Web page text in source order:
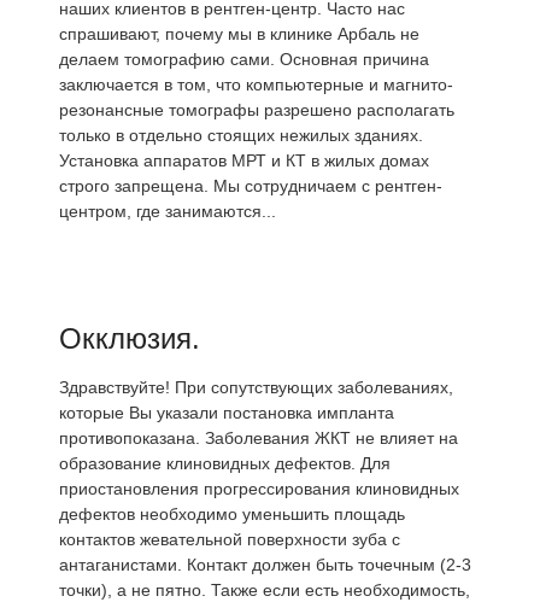
наших клиентов в рентген-центр. Часто нас
спрашивают, почему мы в клинике Арбаль не
делаем томографию сами. Основная причина
заключается в том, что компьютерные и магнито-
резонансные томографы разрешено располагать
только в отдельно стоящих нежилых зданиях.
Установка аппаратов МРТ и КТ в жилых домах
строго запрещена. Мы сотрудничаем с рентген-
центром, где занимаются...
Окклюзия.
Здравствуйте! При сопутствующих заболеваниях,
которые Вы указали постановка импланта
противопоказана. Заболевания ЖКТ не влияет на
образование клиновидных дефектов. Для
приостановления прогрессирования клиновидных
дефектов необходимо уменьшить площадь
контактов жевательной поверхности зуба с
антаганистами. Контакт должен быть точечным (2-3
точки), а не пятно. Также если есть необходимость,